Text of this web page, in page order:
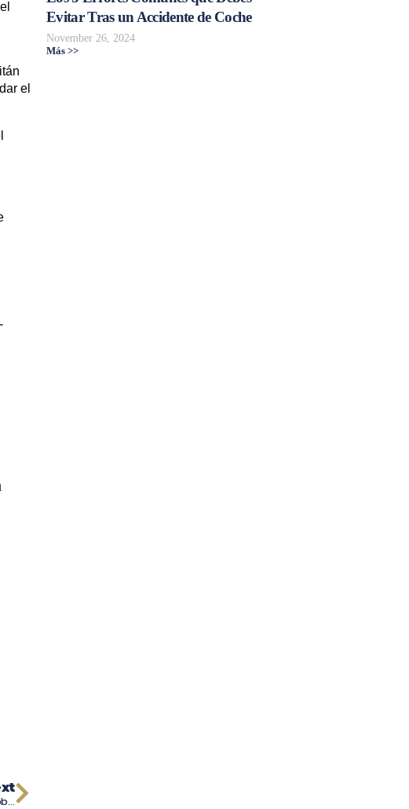
el
Tragedia En Pleasanton: Fatal Choque De Auto Cobra La Vida De Cuatro Miembros De Una Familia Indoamericana
Evitar Tras un Accidente de Coche
November 26, 2024
Más >>